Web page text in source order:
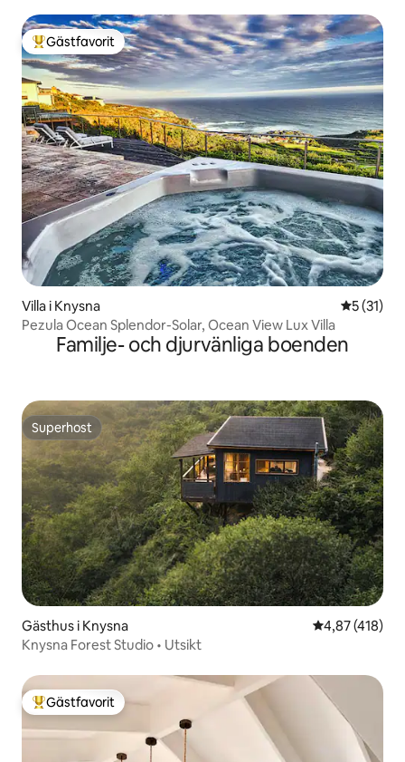
Populär gästfavorit
Gästfavorit
Villa i Knysna 5 av 5 i
5 (31)
Pezula Ocean Splendor-Solar, Ocean View Lux Villa
Familje- och djurvänliga boenden
Superhost
Superhost
Gästhus i Knysna 4,87 av 5 i
4,87 (418)
Knysna Forest Studio • Utsikt
Populär gästfavorit
Gästfavorit